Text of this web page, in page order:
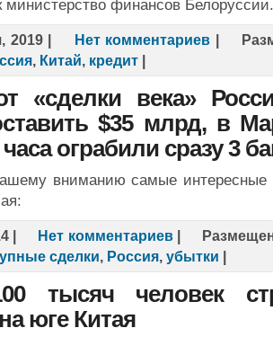
министерство финансов
2019| Нет комментариев
, Китай, кредит|
«сделки века»
$35 млрд, в
ограбили сразу 3
вниманию самые
| Нет комментариев
сделки, Россия, убытки
тысяч человек
юге Китая